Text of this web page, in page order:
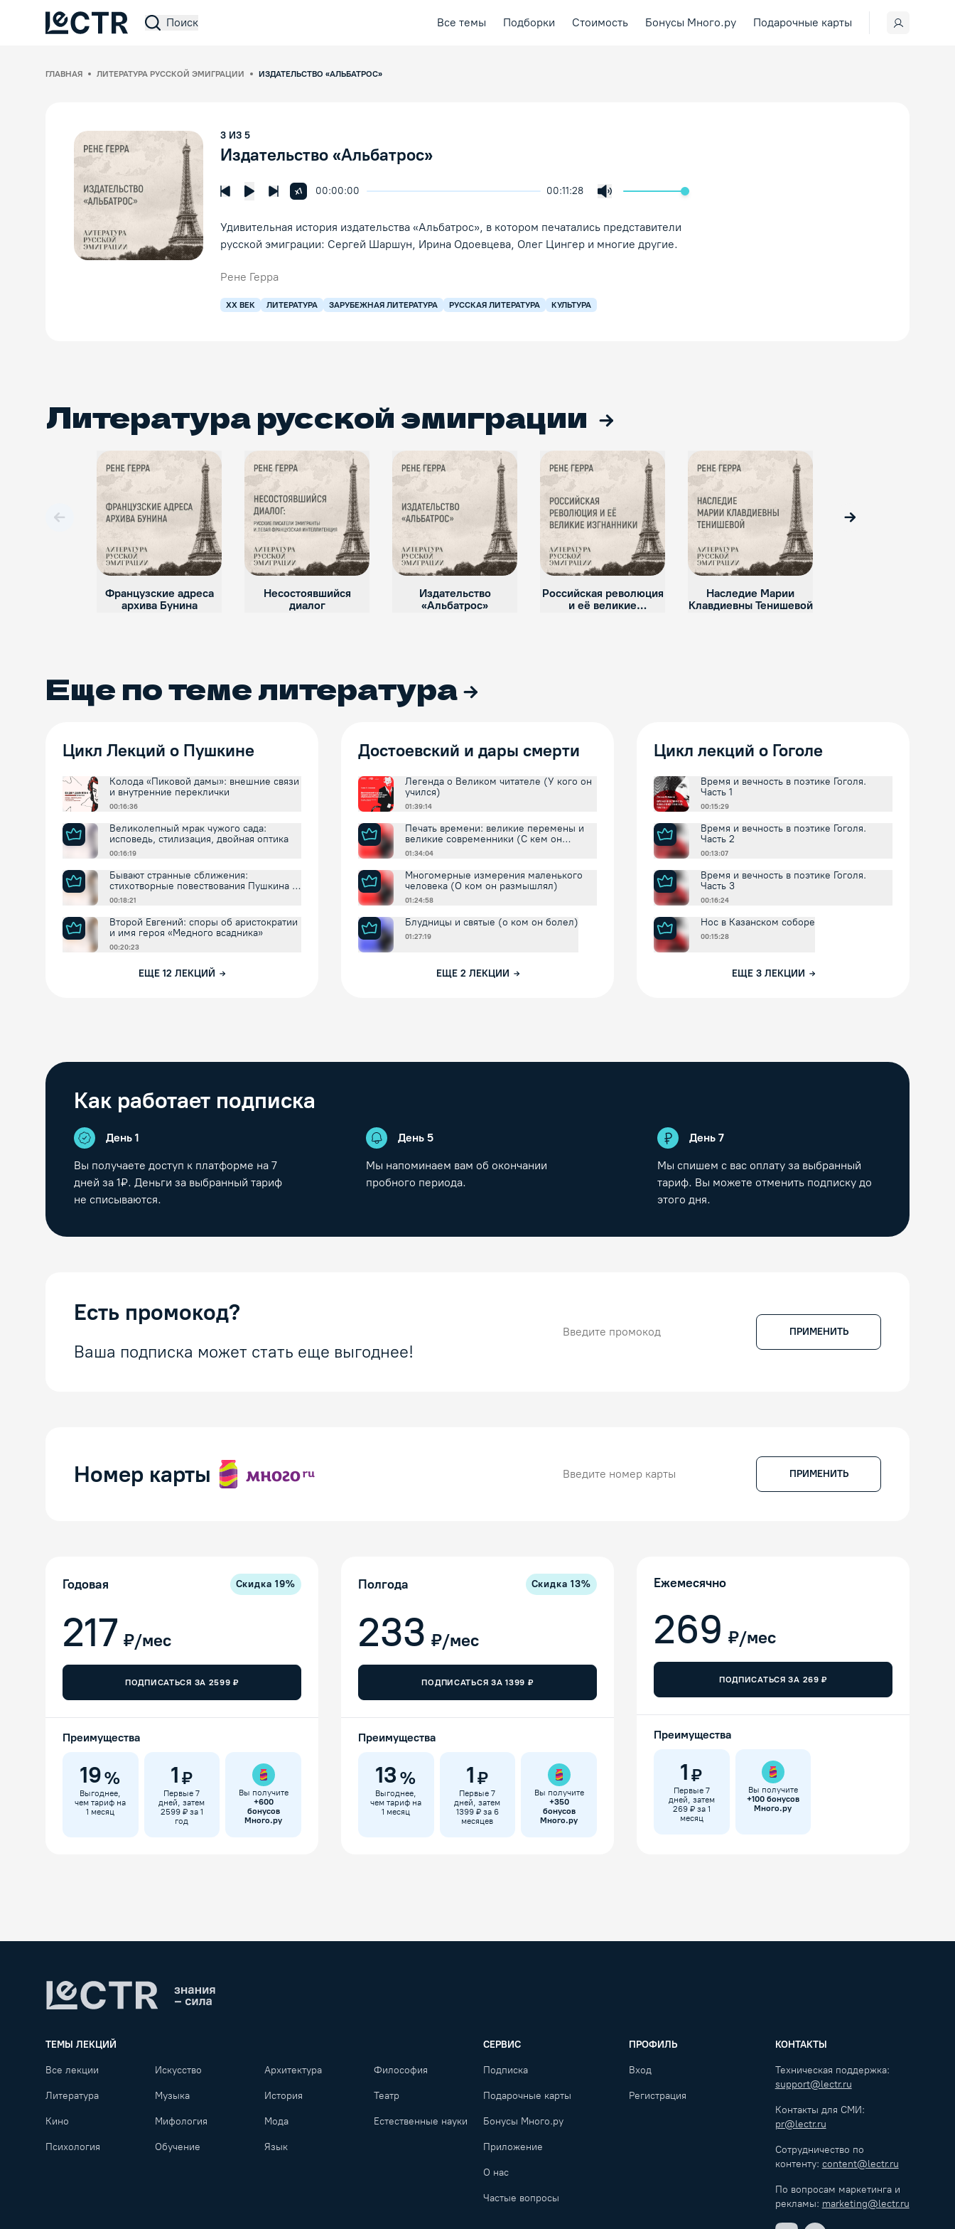
Поиск Все темы Подборки Стоимость Бонусы Много.ру Подарочные карты
ГЛАВНАЯ ЛИТЕРАТУРА РУССКОЙ ЭМИГРАЦИИ ИЗДАТЕЛЬСТВО «АЛЬБАТРОС»
3 ИЗ 5
Издательство «Альбатрос»
00:00:00 00:11:28
Предыдущая лекцияСледующая лекция
x1Увеличить скорость воспроизведения
Удивительная история издательства «Альбатрос», в котором печатались представители
русской эмиграции: Сергей Шаршун, Ирина Одоевцева, Олег Цингер и многие другие.
Рене Герра
XX ВЕК ЛИТЕРАТУРА ЗАРУБЕЖНАЯ ЛИТЕРАТУРА РУССКАЯ ЛИТЕРАТУРА КУЛЬТУРА
Литература русской эмиграции
Вперед
Французские адреса
архива Бунина
Несостоявшийся
диалог
Издательство
«Альбатрос»
Российская революция
и её великие
Наследие Марии
Клавдиевны Тенишевой
Вперед
Еще по темелитература
Цикл Лекций о Пушкине
Колода «Пиковой дамы»: внешние связи
и внутренние переклички
00:16:36
Великолепный мрак чужого сада:
исповедь, стилизация, двойная оптика
00:16:19
Бывают странные сближения:
стихотворные повествования Пушкина и
внешнее время
00:18:21
Второй Евгений: споры об аристократии
и имя героя «Медного всадника»
00:20:23
ЕЩЕ 12 ЛЕКЦИЙ
Достоевский и дары смерти
Легенда о Великом читателе (У кого он
учился)
01:39:14
Печать времени: великие перемены и
великие современники (С кем он
спорил и соглашался)
01:34:04
Многомерные измерения маленького
человека (О ком он размышлял)
01:24:58
Блудницы и святые (о ком он болел)
01:27:19
ЕЩЕ 2 ЛЕКЦИИ
Цикл лекций о Гоголе
Время и вечность в поэтике Гоголя.
Часть 1
00:15:29
Время и вечность в поэтике Гоголя.
Часть 2
00:13:07
Время и вечность в поэтике Гоголя.
Часть 3
00:16:24
Нос в Казанском соборе
00:15:28
ЕЩЕ 3 ЛЕКЦИИ
Как работает подписка
День 1
Вы получаете доступ к платформе на 7
дней за 1₽. Деньги за выбранный тариф
не списываются.
День 5
Мы напоминаем вам об окончании
пробного периода.
День7
Мы спишем с вас оплату за выбранный
тариф. Вы можете отменить подписку до
этого дня.
Есть промокод?
Ваша подписка может стать еще выгоднее!
ПРИМЕНИТЬ
Номер карты ПРИМЕНИТЬ
Годовая Скидка19%
217 ₽/мес
ПОДПИСАТЬСЯ ЗА 2599 ₽
Преимущества
19%
Выгоднее,
чем тариф на
1 месяц
1 ₽
Первые 7
дней, затем
2599 ₽ за 1
год
Вы получите
+600
бонусов
Много.ру
Полгода Скидка13%
233 ₽/мес
ПОДПИСАТЬСЯ ЗА1399 ₽
Преимущества
13 %
Выгоднее,
чем тариф на
1 месяц
1 ₽
Первые 7
дней, затем
1399 ₽ за 6
месяцев
Вы получите
+350
бонусов
Много.ру
Ежемесячно
269 ₽/мес
ПОДПИСАТЬСЯ ЗА 269 ₽
Преимущества
1 ₽
Первые 7
дней, затем
269 ₽ за 1
месяц
Вы получите
+100бонусов
Много.ру
ТЕМЫ ЛЕКЦИЙ
Все лекции Искусство Архитектура Философия
Литература Музыка История Театр
Кино Мифология Мода Естественные науки
Психология Обучение Язык
СЕРВИС
Подписка
Подарочные карты
Бонусы Много.ру
Приложение
О нас
Частые вопросы
ПРОФИЛЬ
Вход
Регистрация
КОНТАКТЫ
Техническая поддержка:
support@lectr.ru
Контакты для СМИ:
pr@lectr.ru
Сотрудничество по
контенту: content@lectr.ru
По вопросам маркетинга и
рекламы: marketing@lectr.ru